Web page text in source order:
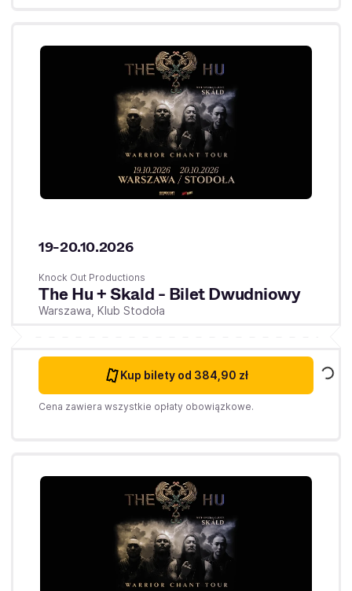
19-20.10.2026
Knock Out Productions
The Hu + Skald - Bilet Dwudniowy
Warszawa, Klub Stodoła
Kup bilety od 384,90 zł
Cena zawiera wszystkie opłaty obowiązkowe.